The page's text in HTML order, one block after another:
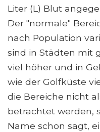
Liter (L) Blut
Der "normale"
nach Population
sind in Städten mit
viel höher und in
wie der Golfküste
die Bereiche nicht
betrachtet werden,
Name schon sagt,